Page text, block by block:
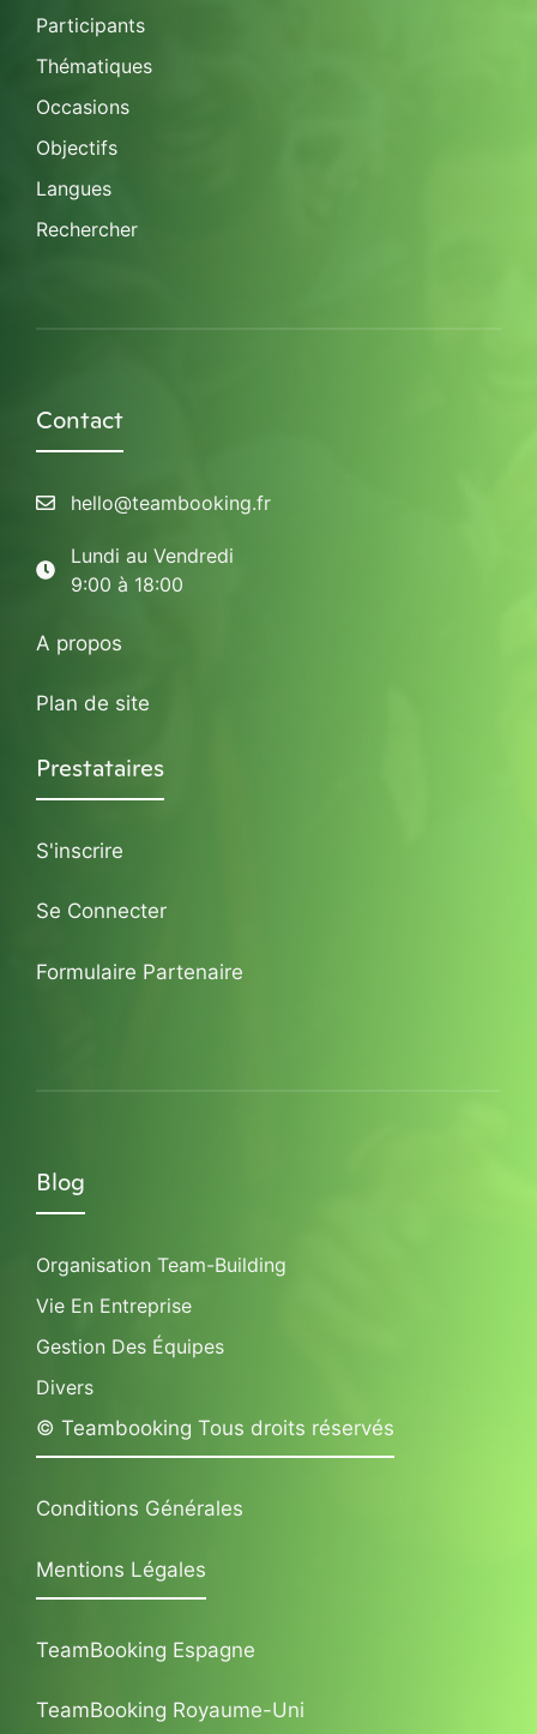
Participants
Thématiques
Occasions
Objectifs
Langues
Rechercher
Contact
hello@teambooking.fr
Lundi au Vendredi
9:00 à 18:00
A propos
Plan de site
Prestataires
S'inscrire
Se Connecter
Formulaire Partenaire
Blog
Organisation Team-Building
Vie En Entreprise
Gestion Des Équipes
Divers
© Teambooking Tous droits réservés
Conditions Générales
Mentions Légales
TeamBooking Espagne
TeamBooking Royaume-Uni